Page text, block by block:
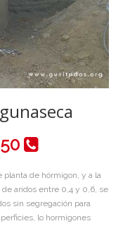
de hórmigon, y a la
aridos entre 0,4 y 0,6, se
sin segregación para
lo hormigones